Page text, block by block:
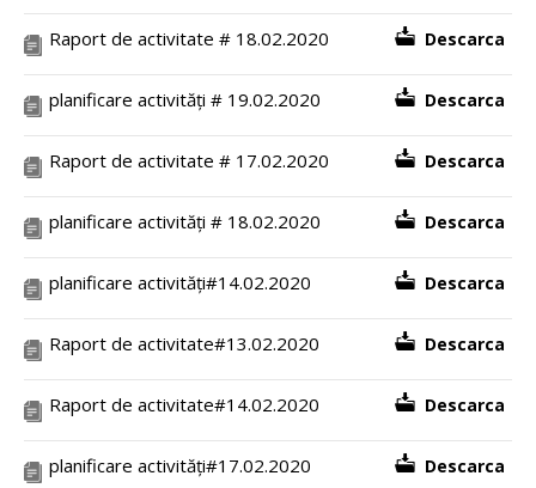
Raport de activitate # 18.02.2020 Descarca
planificare activități # 19.02.2020 Descarca
Raport de activitate # 17.02.2020 Descarca
planificare activități # 18.02.2020 Descarca
planificare activități#14.02.2020 Descarca
Raport de activitate#13.02.2020 Descarca
Raport de activitate#14.02.2020 Descarca
planificare activități#17.02.2020 Descarca